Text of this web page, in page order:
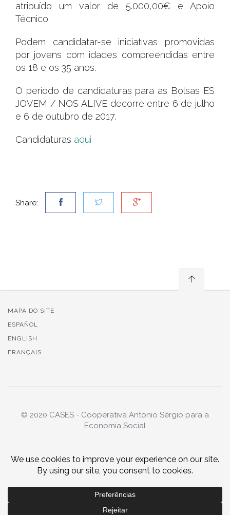
atribuído um valor de 5.000,00€ e Apoio
Técnico.
Podem candidatar-se iniciativas promovidas
por jovens com idades compreendidas entre
os 18 e os 35 anos.
O período de candidaturas para as Bolsas ES
JOVEM / NOS ALIVE decorre entre 6 de julho
e 6 de outubro de 2017.
Candidaturas aqui
Share:
MAPA DO SITE
ESPAÑOL
ENGLISH
FRANÇAIS
© 2020 CASES - Cooperativa António Sérgio para a
Economia Social